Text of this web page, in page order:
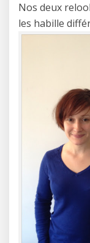
Nos deux
les habille